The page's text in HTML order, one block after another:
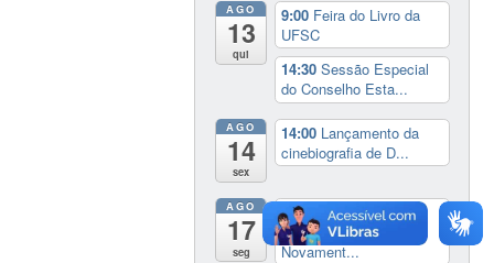
AGO
13
qui
9:00 Feira do Livro da
UFSC
14:30Sessão Especial
do Conselho Esta...
AGO
14
sex
14:00 Lançamento da
cinebiografia de D...
AGO
17
seg
dia inteiro
Exposição:
Perder Tudo.
Novament...